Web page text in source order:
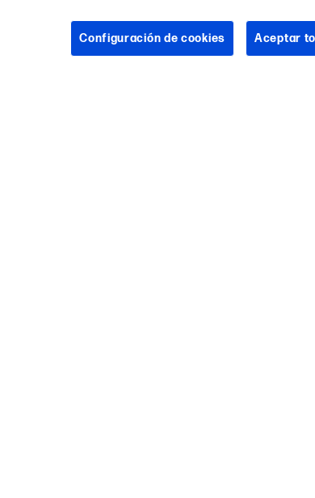
Configuración de cookies Aceptar